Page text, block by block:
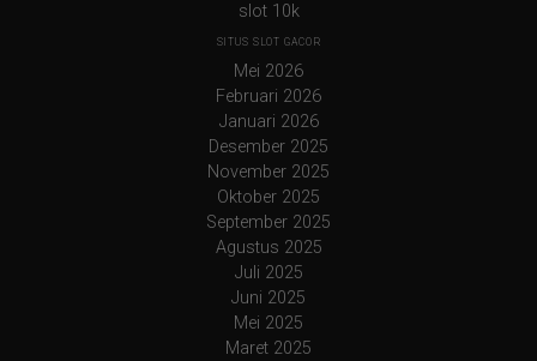
slot 10k
SITUS SLOT GACOR
Mei 2026
Februari 2026
Januari 2026
Desember 2025
November 2025
Oktober 2025
September 2025
Agustus 2025
Juli 2025
Juni 2025
Mei 2025
Maret 2025